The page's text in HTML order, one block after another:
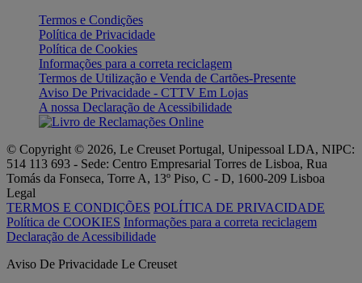
Termos e Condições
Política de Privacidade
Política de Cookies
Informações para a correta reciclagem
Termos de Utilização e Venda de Cartões-Presente
Aviso De Privacidade - CTTV Em Lojas
A nossa Declaração de Acessibilidade
© Copyright © 2026, Le Creuset Portugal, Unipessoal LDA, NIPC:
514 113 693 - Sede: Centro Empresarial Torres de Lisboa, Rua
Tomás da Fonseca, Torre A, 13º Piso, C - D, 1600-209 Lisboa
Legal
TERMOS E CONDIÇÕES POLÍTICA DE PRIVACIDADE
Política de COOKIES Informações para a correta reciclagem
Declaração de Acessibilidade
Aviso De Privacidade Le Creuset